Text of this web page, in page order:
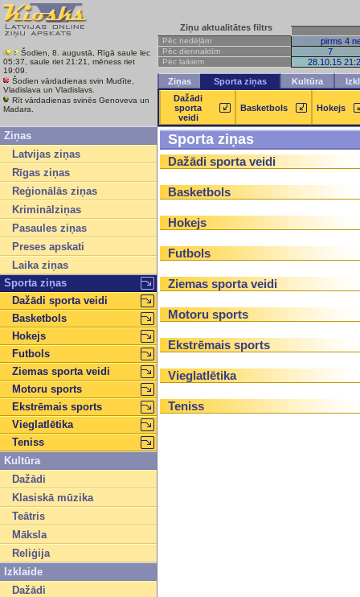
Šodien, 8. augustā, Rīgā saule lec
05:37, saule riet 21:21, mēness riet
19:09.
Šodien vārdadienas svin Mudīte,
Vladislava un Vladislavs.
Rīt vārdadienas svinēs Genoveva un
Madara.
Ziņu aktualitātes filtrs
Pēc nedēļām pirms 4
Pēc diennaktīm 7
Pēc laikiem 28.10.15
Ziņas Sporta ziņas Kultūra
Dažādi
sporta
veidi
Basketbols Hokejs
Ziņas
Latvijas ziņas
Rīgas ziņas
Reģionālās ziņas
Kriminālziņas
Pasaules ziņas
Preses apskati
Laika ziņas
Sporta ziņas
Dažādi sporta veidi
Basketbols
Hokejs
Futbols
Ziemas sporta veidi
Motoru sports
Ekstrēmais sports
Vieglatlētika
Teniss
Kultūra
Dažādi
Klasiskā mūzika
Teātris
Māksla
Reliģija
Izklaide
Dažādi
Sporta ziņas
Dažādi sporta veidi
Basketbols
Hokejs
Futbols
Ziemas sporta veidi
Motoru sports
Ekstrēmais sports
Vieglatlētika
Teniss